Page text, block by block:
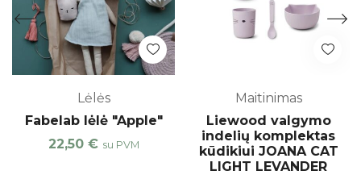
Lėlės
Fabelab lėlė "Apple"
22,50 € su PVM
Maitinimas
Liewood valgymo
indelių komplektas
kūdikiui JOANA CAT
LIGHT LEVANDER